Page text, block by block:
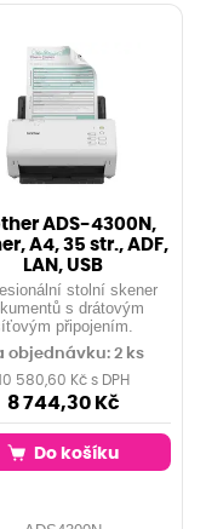
ADS-4300N,
A4, 35 str., ADF,
LAN, USB
stolní skener
s drátovým
připojením.
objednávku: 2 ks
10 580,60 Kč s DPH
8 744,30 Kč
Do košíku